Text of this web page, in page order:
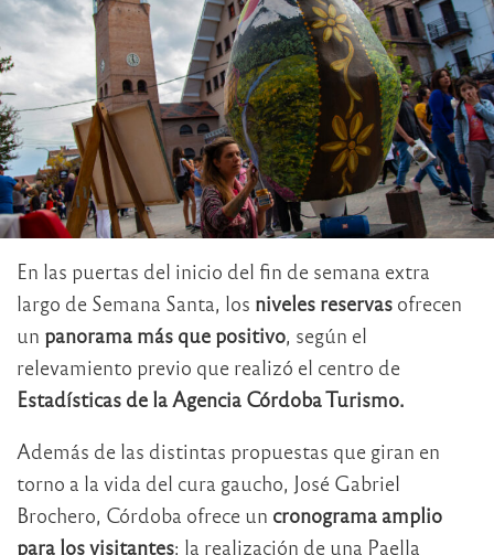
En las puertas del inicio del fin de semana extra
largo de Semana Santa, los niveles reservas ofrecen
un panorama más que positivo, según el
relevamiento previo que realizó el centro de
Estadísticas de la Agencia Córdoba Turismo.
Además de las distintas propuestas que giran en
torno a la vida del cura gaucho, José Gabriel
Brochero, Córdoba ofrece un cronograma amplio
para los visitantes: la realización de una Paella